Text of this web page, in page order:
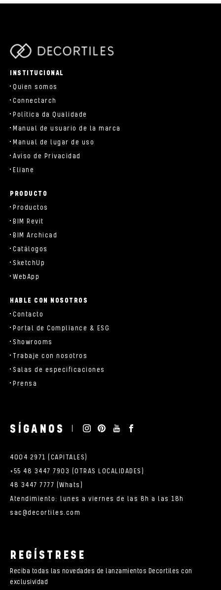
INSTITUCIONAL
Quien somos
Connectarch
Política da Qualidade
Manual de usuario de la marca
Manual de lugar de uso
Aviso de Privacidad
Eliane
PRODUCTO
Productos
BIM Revit
BIM Archicad
Catálogos
SketchUp
WebApp
HABLE CON NOSOTROS
Contacto
Portal de Compliance & ESG
Showrooms
Trabaje con nosotros
Salas de especificaciones
Prensa
SÍGANOS
4004 2971 (CAPITALES)
+55 48 3447 7903 (OTRAS LOCALIDADES)
48 3447 7777 (Whats)
Atendimiento: lunes a viernes de las 8h a las 18h
sac@decortiles.com
REGÍSTRESE
Reciba todas las novedades de lanzamientos Decortiles con
exclusividad